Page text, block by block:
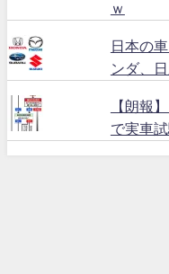
ｗ
日本の
ンダ、
【朗報
で実車